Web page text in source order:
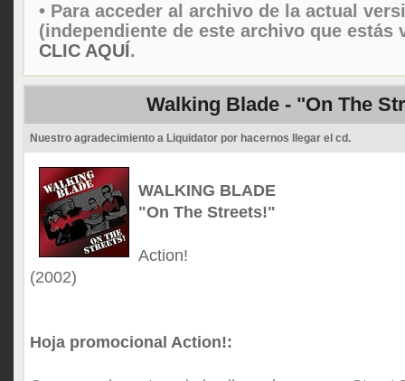
• Para acceder al archivo de la actual
(independiente de este archivo que
CLIC AQUÍ.
Walking Blade - "On The
Nuestro agradecimiento a Liquidator por hacernos llegar el cd.
WALKING BLADE
"On The Streets!"
Action!
(2002)
Hoja promocional Action!: